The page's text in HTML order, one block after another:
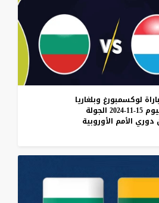
لوكسمبورغ وبلغاريا
15-11-2024
الجولة
دوري الأمم الأوروبية